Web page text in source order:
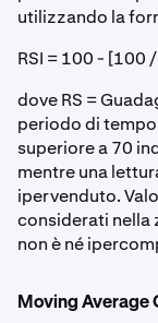
utilizzando la
RSI = 100 - [100 /
dove RS =
periodo di tempo
superiore a 70
mentre una
ipervenduto.
considerati nella
non è né
Moving Average